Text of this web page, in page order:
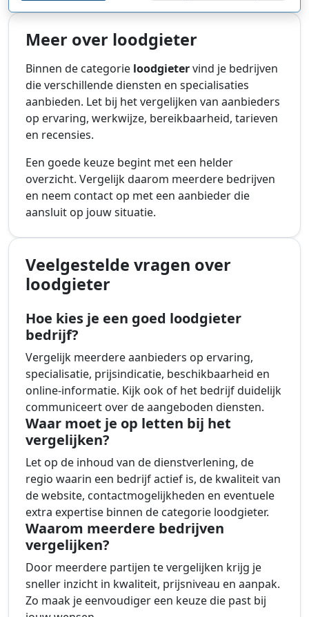
Meer over loodgieter
Binnen de categorie loodgietervind je bedrijven
die verschillende diensten en specialisaties
aanbieden. Let bij het vergelijken van aanbieders
op ervaring, werkwijze, bereikbaarheid, tarieven
en recensies.
Een goede keuze begint met een helder
overzicht. Vergelijk daarom meerdere bedrijven
en neem contact op met een aanbieder die
aansluit op jouw situatie.
Veelgestelde vragen over
loodgieter
Hoe kies je een goed loodgieter
bedrijf?
Vergelijk meerdere aanbieders op ervaring,
specialisatie, prijsindicatie, beschikbaarheid en
online-informatie. Kijk ook of het bedrijf duidelijk
communiceert over de aangeboden diensten.
Waar moet je op letten bij het
vergelijken?
Let op de inhoud van de dienstverlening, de
regio waarin een bedrijf actief is, de kwaliteit van
de website, contactmogelijkheden en eventuele
extra expertise binnen de categorie loodgieter.
Waarom meerdere bedrijven
vergelijken?
Door meerdere partijen te vergelijken krijg je
sneller inzicht in kwaliteit, prijsniveau en aanpak.
Zo maak je eenvoudiger een keuze die past bij